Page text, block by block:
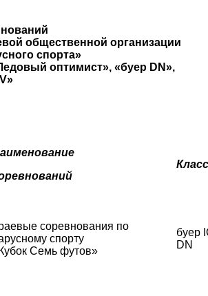
общественной организации
спорта»
оптимист», «буер DN»,
»
Класс
соревнования по
спорту
Семь футов»
буер
DN